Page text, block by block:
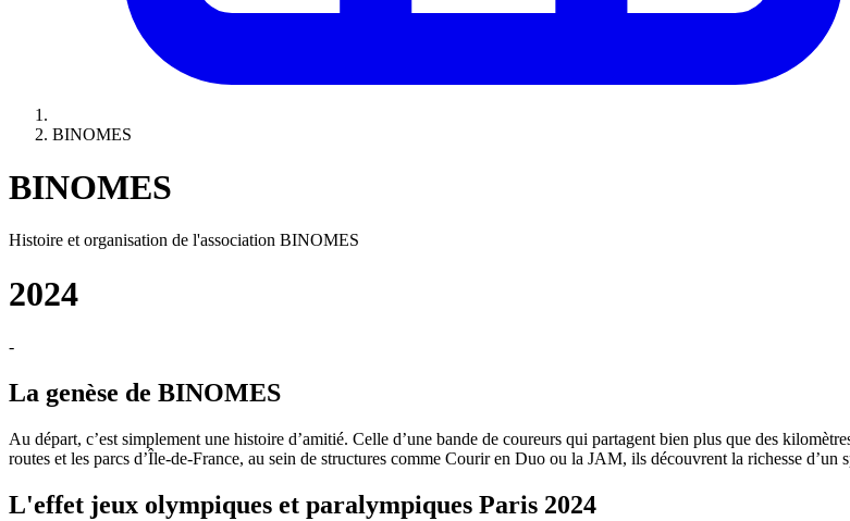
BINOMES
BINOMES
Histoire et organisation de l'association BINOMES
2024
-
La genèse de BINOMES
Au départ, c’est simplement une histoire d’amitié. Celle d’une bande de coureurs qui partagent bien plus que des
routes et les parcs d’Île-de-France, au sein de structures comme Courir en Duo ou la JAM, ils découvrent la richesse
L'effet jeux olympiques et paralympiques Paris 2024